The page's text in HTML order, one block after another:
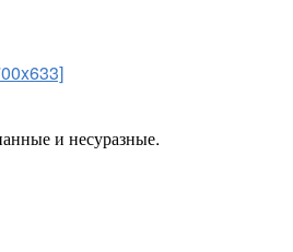
и несуразные.